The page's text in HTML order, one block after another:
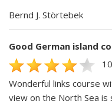
Bernd J. Störtebek
Good German island
Wonderful links course
view on the North Sea is